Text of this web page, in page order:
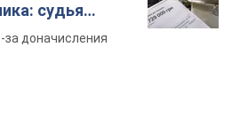
судья
решение
за доначисления